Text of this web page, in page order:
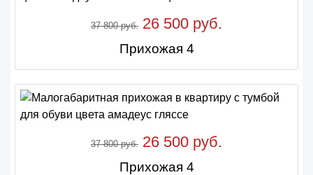
37 800 руб. 26 500 руб.
Прихожая 4
37 800 руб. 26 500 руб.
Прихожая 4